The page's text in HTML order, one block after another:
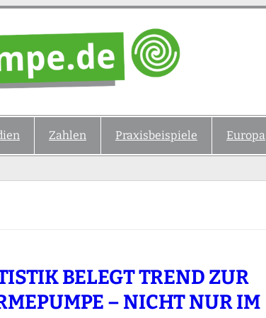
Zahlen Praxisbeispiele Europa
BELEGT TREND ZUR
– NICHT NUR IM